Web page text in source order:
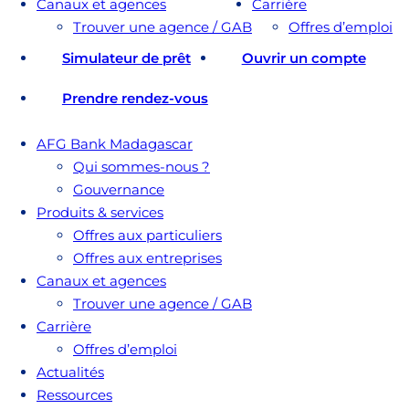
Canaux et agences
Trouver une agence / GAB
Carrière
Offres d’emploi
Simulateur de prêt
Ouvrir un compte
Prendre rendez-vous
AFG Bank Madagascar
Qui sommes-nous ?
Gouvernance
Produits & services
Offres aux particuliers
Offres aux entreprises
Canaux et agences
Trouver une agence / GAB
Carrière
Offres d’emploi
Actualités
Ressources